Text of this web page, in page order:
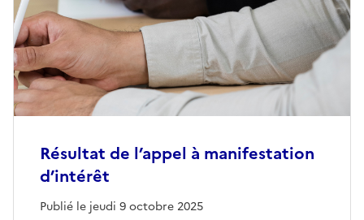
Résultat de l’appel à manifestation
d’intérêt
Publié le jeudi 9 octobre 2025